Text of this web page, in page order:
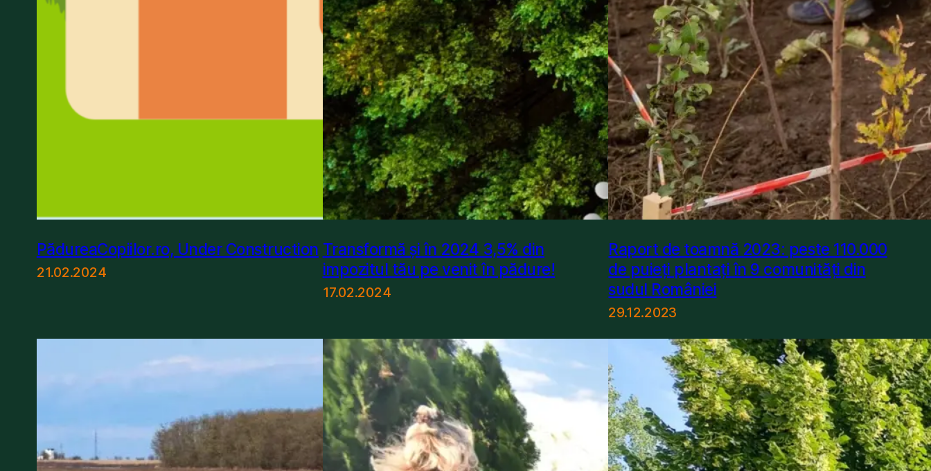
PădureaCopiilor.ro, Under Construction
21.02.2024
Transformă și în 2024 3,5% din
impozitul tău pe venit în pădure!
17.02.2024
Raport de toamnă 2023: peste 110.000
de puieți plantați în 9 comunități din
sudul României
29.12.2023